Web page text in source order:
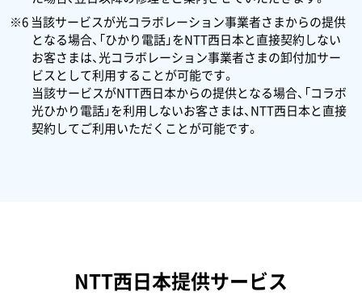
※6 当該サービスが光コラボレーション事業者さまからの提供
となる場合、「ひかり電話」をNTT西日本と直接契約しない
お客さまは、光コラボレーション事業者さまの卸付加サー
ビスとして利用することが可能です。
当該サービスがNTT西日本からの提供となる場合、「コラボ
光ひかり電話」を利用しないお客さまは、NTT西日本と直接
契約してご利用いただくことが可能です。
NTT西日本提供サービス